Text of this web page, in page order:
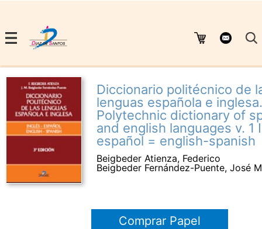
Diccionario politécnico de
lenguas española e
Polytechnic dictionary of
and english languages v. 1
español = english-spanish
Beigbeder Atienza, Federico
Beigbeder Fernández-Puente, José
Comprar Papel